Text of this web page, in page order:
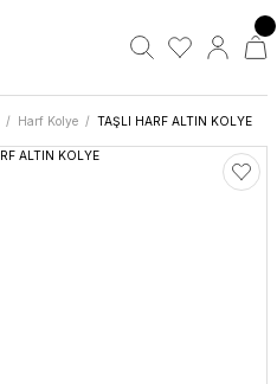
Harf Kolye TAŞLI HARF ALTIN KOLYE